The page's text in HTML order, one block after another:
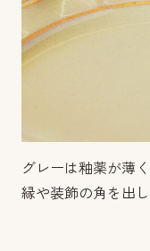
グレーは釉薬が薄
縁や装飾の角を出